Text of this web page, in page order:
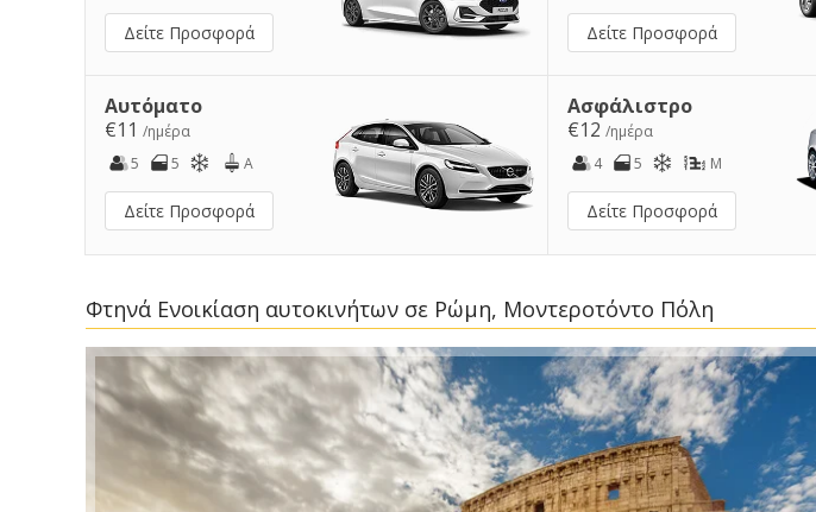
Δείτε Προσφορά Δείτε Προσφορά
Αυτόματο
€11 /ημέρα
5
5 A
Δείτε Προσφορά
Ασφάλιστρο
€12/ημέρα
4
5 M
Δείτε Προσφορά
Φτηνά Ενοικίαση αυτοκινήτων σε Ρώμη, Μοντεροτόντο Πόλη